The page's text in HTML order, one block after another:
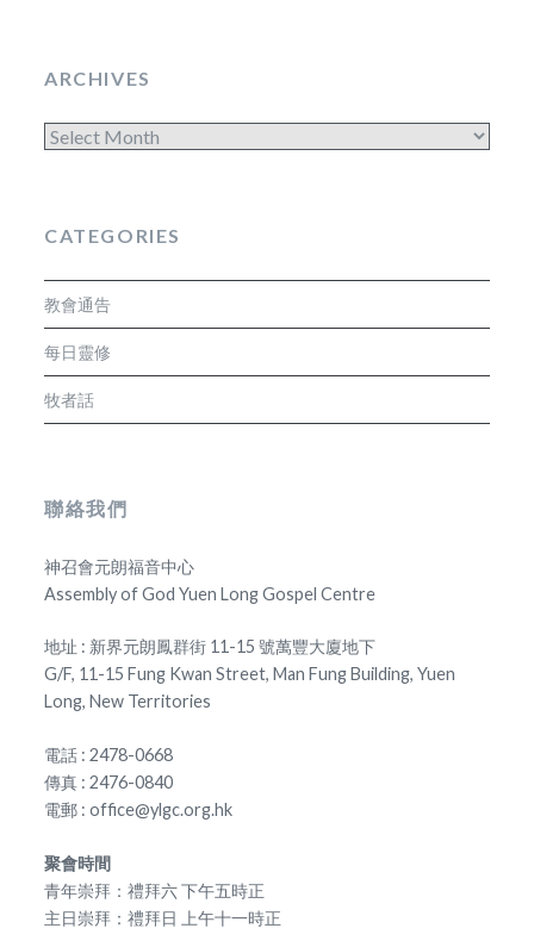
ARCHIVES
Archives
CATEGORIES
教會通告
每日靈修
牧者話
聯絡我們
神召會元朗福音中心
Assembly of God Yuen Long Gospel Centre
地址 : 新界元朗鳳群街 11-15 號萬豐大廈地下
G/F, 11-15 Fung Kwan Street, Man Fung Building, Yuen
Long, New Territories
電話 : 2478-0668
傳真 : 2476-0840
電郵 : office@ylgc.org.hk
聚會時間
青年崇拜：禮拜六 下午五時正
主日崇拜：禮拜日 上午十一時正